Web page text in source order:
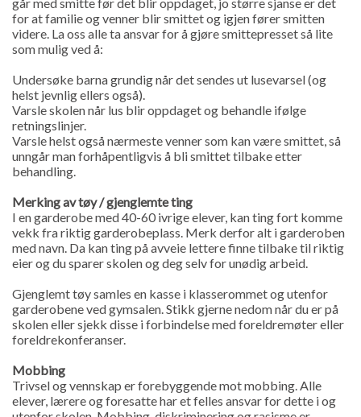
for at familie og venner blir smittet og igjen fører smitten
videre. La oss alle ta ansvar for å gjøre smittepresset så lite
som mulig ved å:
Undersøke barna grundig når det sendes ut lusevarsel (og
helst jevnlig ellers også).
Varsle skolen når lus blir oppdaget og behandle ifølge
retningslinjer.
Varsle helst også nærmeste venner som kan være smittet, så
unngår man forhåpentligvis å bli smittet tilbake etter
behandling.
Merking av tøy / gjenglemte ting
I en garderobe med 40-60 ivrige elever, kan ting fort komme
vekk fra riktig garderobeplass. Merk derfor alt i garderoben
med navn. Da kan ting på avveie lettere finne tilbake til riktig
eier og du sparer skolen og deg selv for unødig arbeid.
Gjenglemt tøy samles en kasse i klasserommet og utenfor
garderobene ved gymsalen. Stikk gjerne nedom når du er på
skolen eller sjekk disse i forbindelse med foreldremøter eller
foreldrekonferanser.
Mobbing
Trivsel og vennskap er forebyggende mot mobbing. Alle
elever, lærere og foresatte har et felles ansvar for dette i og